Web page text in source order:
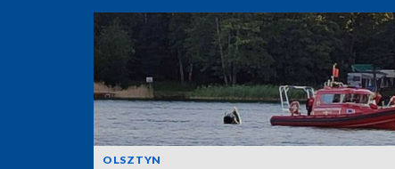
OLSZTYN